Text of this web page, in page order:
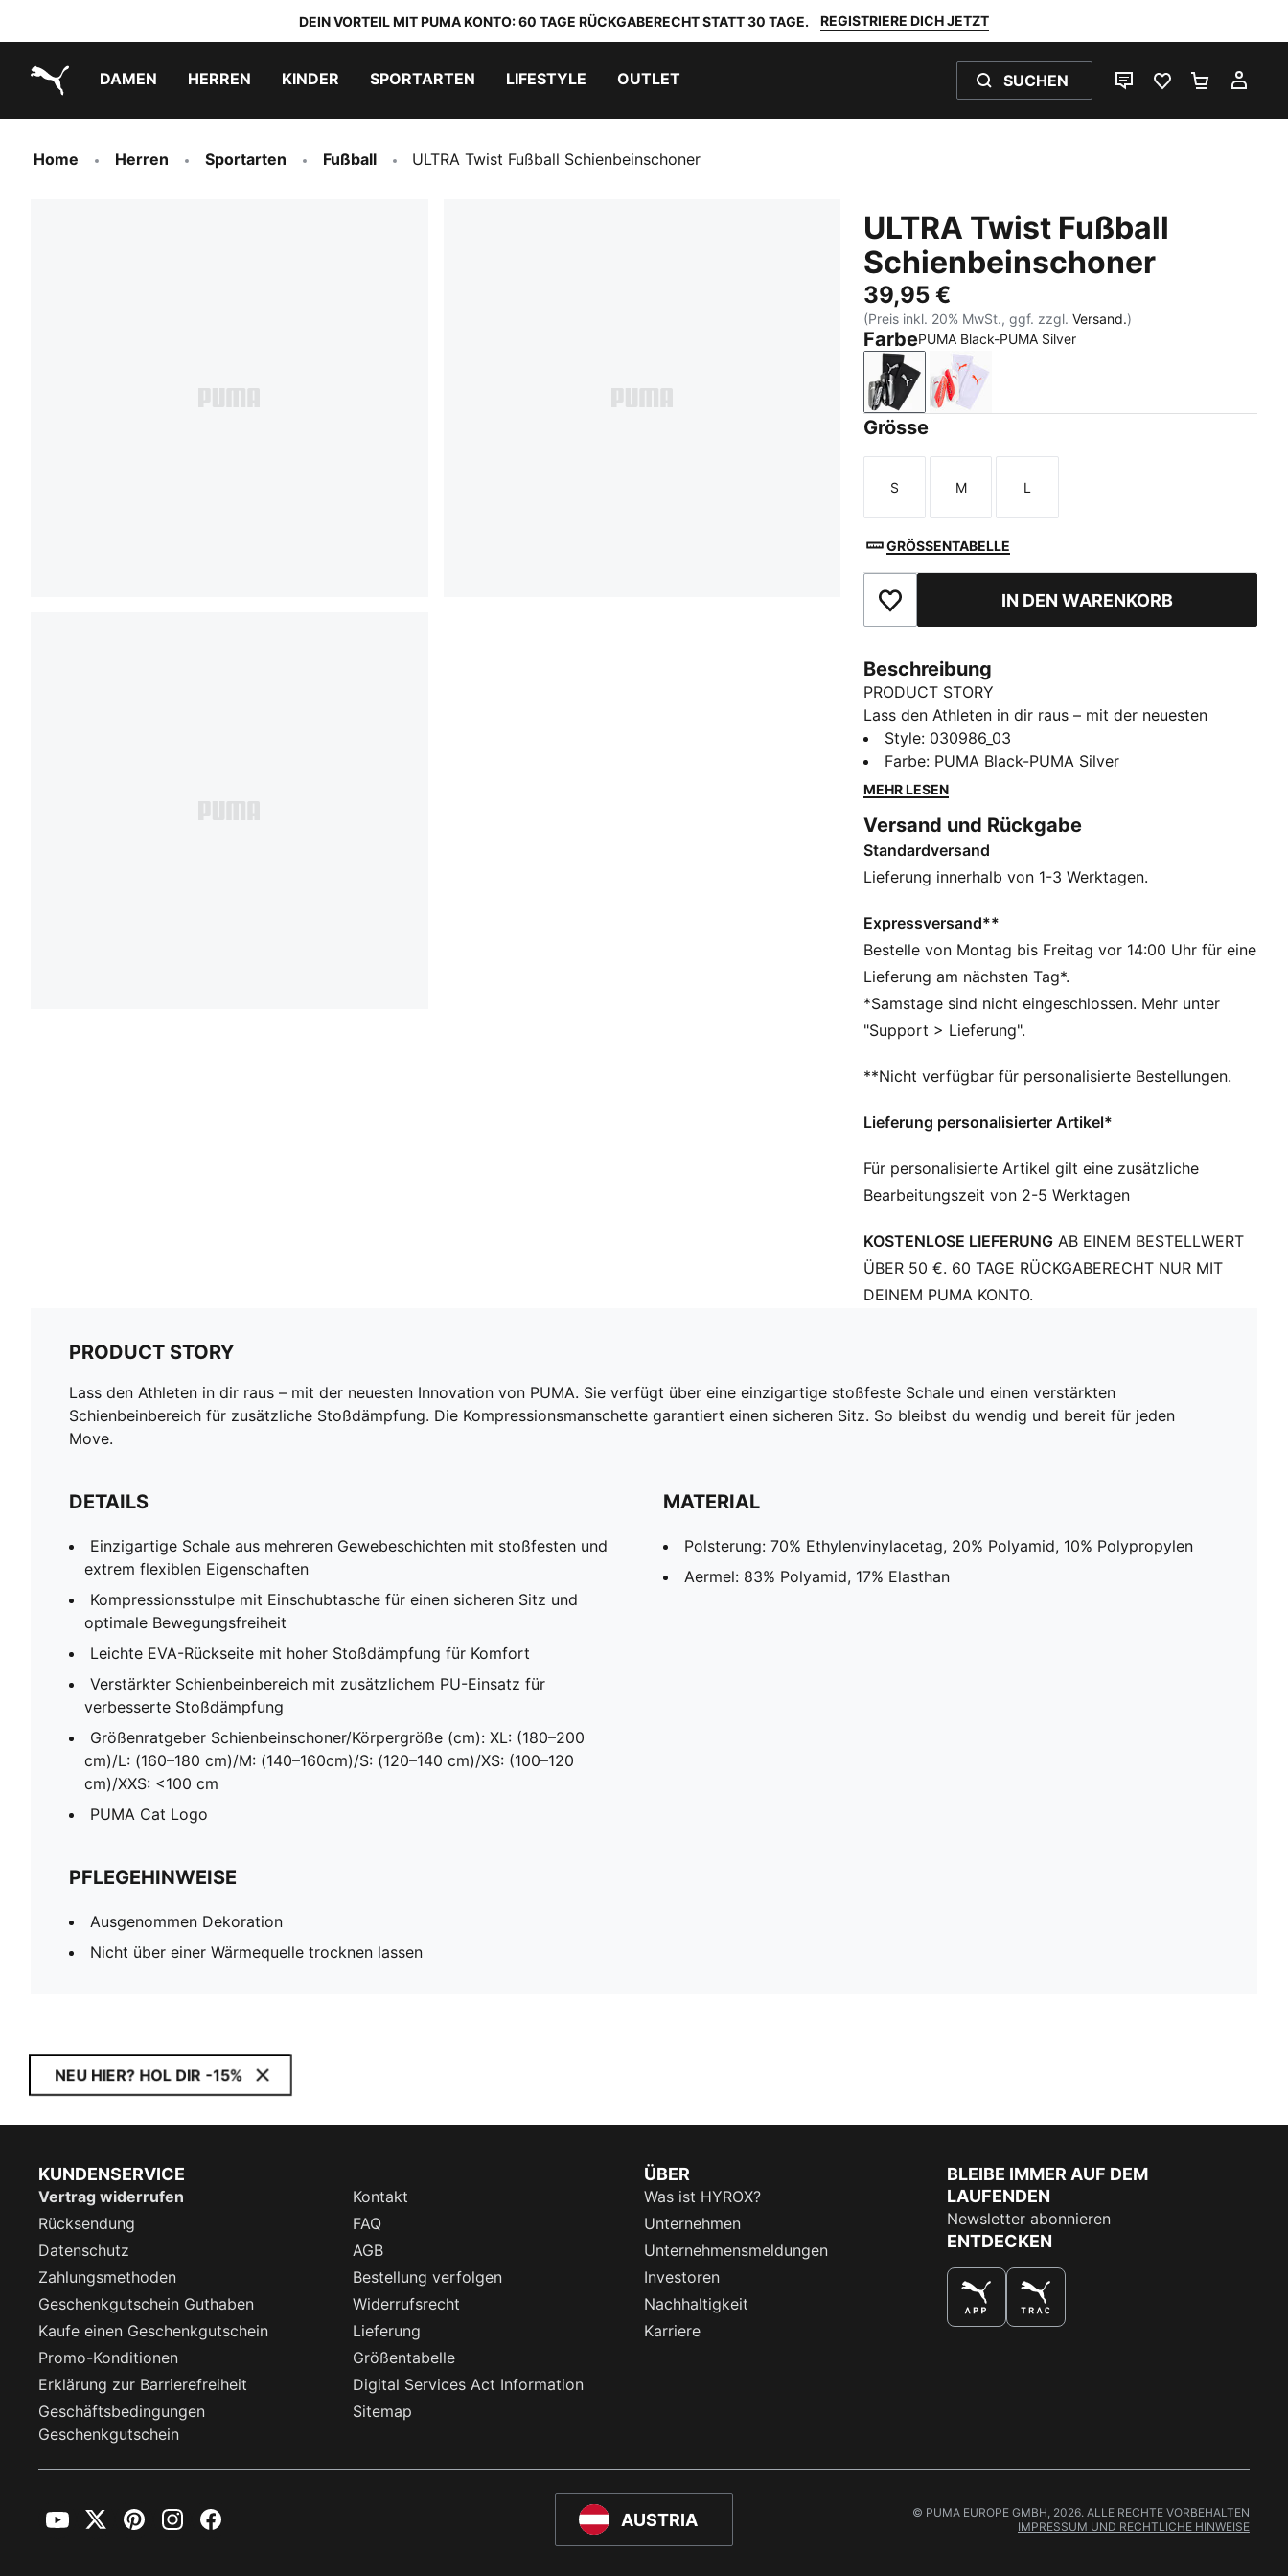
DEIN VORTEIL MIT PUMA KONTO: 60 TAGE RÜCKGABERECHT STATT 30 TAGE. REGISTRIERE DICH JETZT
DAMEN HERREN KINDER SPORTARTEN LIFESTYLE OUTLET SUCHEN
LIVE-CHATFAVORITEN 0
Home Herren Sportarten Fußball ULTRA Twist Fußball Schienbeinschoner
ULTRA Twist Fußball
Schienbeinschoner
39,95 €
(Preis inkl. 20% MwSt., ggf. zzgl.Versand.)
FarbePUMA Black-PUMA Silver
PUMA Black-PUMA Silver
PUMA White-Ultra Red
Grösse
Größe
S
Größe
M
Größe
L
GRÖSSENTABELLE
Zu Favoriten hinzufügenIN DEN WARENKORB
Beschreibung
PRODUCT STORY
Lass den Athleten in dir raus – mit der neuesten
Innovation von PUMA. Sie verfügt über eine
einzigartige stoßfeste Schale und einen verstärkten
Schienbeinbereich für zusätzliche Stoßdämpfung. Die
Sitz. So bleibst du wendig und bereit für jeden Move.
DETAILS
Einzigartige Schale aus mehreren Gewebeschichten
Kompressionsstulpe mit Einschubtasche für einen
sicheren Sitz und optimale Bewegungsfreiheit
Leichte EVA-Rückseite mit hoher Stoßdämpfung für
Komfort
Verstärkter Schienbeinbereich mit zusätzlichem PU-
Einsatz für verbesserte Stoßdämpfung
(cm): XL: (180–200 cm)/L: (160–180 cm)/M: (140–
cm
Style: 030986_03
Farbe: PUMA Black-PUMA Silver
MEHR LESEN
Versand und Rückgabe
Standardversand
Lieferung innerhalb von 1-3 Werktagen.
Expressversand**
Bestelle von Montag bis Freitag vor 14:00 Uhr für eine
Lieferung am nächsten Tag*.
*Samstage sind nicht eingeschlossen. Mehr unter
"Support > Lieferung".
**Nicht verfügbar für personalisierte Bestellungen.
Lieferung personalisierter Artikel*
Für personalisierte Artikel gilt eine zusätzliche
Bearbeitungszeit von 2-5 Werktagen
KOSTENLOSE LIEFERUNG AB EINEM BESTELLWERT
ÜBER 50 €. 60 TAGE RÜCKGABERECHT NUR MIT
DEINEM PUMA KONTO.
PRODUCT STORY
Lass den Athleten in dir raus – mit der neuesten Innovation von PUMA. Sie verfügt über eine einzigartige stoßfeste Schale und einen verstärkten
Schienbeinbereich für zusätzliche Stoßdämpfung. Die Kompressionsmanschette garantiert einen sicheren Sitz. So bleibst du wendig und bereit für jeden
Move.
DETAILS
Einzigartige Schale aus mehreren Gewebeschichten mit stoßfesten und
extrem flexiblen Eigenschaften
Kompressionsstulpe mit Einschubtasche für einen sicheren Sitz und
optimale Bewegungsfreiheit
Leichte EVA-Rückseite mit hoher Stoßdämpfung für Komfort
Verstärkter Schienbeinbereich mit zusätzlichem PU-Einsatz für
verbesserte Stoßdämpfung
Größenratgeber Schienbeinschoner/Körpergröße (cm): XL: (180–200
cm)/L: (160–180 cm)/M: (140–160cm)/S: (120–140 cm)/XS: (100–120
cm)/XXS: <100 cm
PUMA Cat Logo
MATERIAL
Polsterung: 70% Ethylenvinylacetag, 20% Polyamid, 10% Polypropylen
Aermel: 83% Polyamid, 17% Elasthan
PFLEGEHINWEISE
Ausgenommen Dekoration
Nicht über einer Wärmequelle trocknen lassen
NEU HIER? HOL DIR -15%
KUNDENSERVICE
Vertrag widerrufen
Kontakt
Rücksendung
FAQ
Datenschutz
AGB
Zahlungsmethoden
Bestellung verfolgen
Geschenkgutschein Guthaben
Widerrufsrecht
Kaufe einen Geschenkgutschein
Lieferung
Promo-Konditionen
Größentabelle
Erklärung zur Barrierefreiheit
Digital Services Act Information
Geschäftsbedingungen
Geschenkgutschein
Sitemap
ÜBER
Was ist HYROX?
Unternehmen
Unternehmensmeldungen
Investoren
Nachhaltigkeit
Karriere
BLEIBE IMMER AUF DEM
LAUFENDEN
Newsletter abonnieren
ENTDECKEN
AUSTRIA
YouTubeTwitterPinterestInstagramFacebook
© PUMA EUROPE GMBH, 2026. ALLE RECHTE VORBEHALTEN
IMPRESSUM UND RECHTLICHE HINWEISE